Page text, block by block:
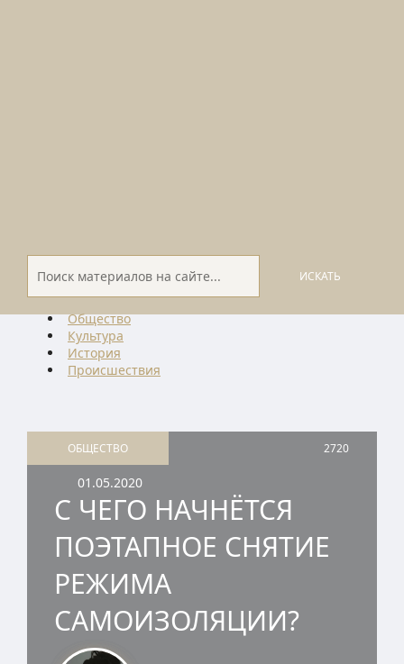
ИСКАТЬ
Общество
Культура
История
Проиcшествия
ОБЩЕСТВО 2720
01.05.2020
С ЧЕГО НАЧНЁТСЯ
ПОЭТАПНОЕ СНЯТИЕ
РЕЖИМА
САМОИЗОЛЯЦИИ?